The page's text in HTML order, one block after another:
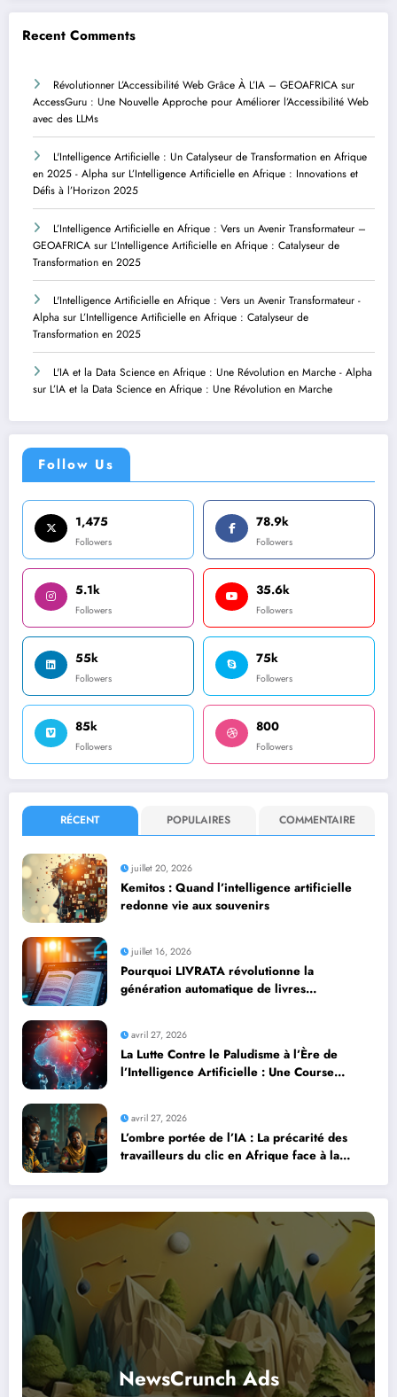
Recent Comments
Révolutionner L’Accessibilité Web Grâce À L’IA – GEOAFRICA sur
AccessGuru : Une Nouvelle Approche pour Améliorer l’Accessibilité Web
avec des LLMs
L'Intelligence Artificielle : Un Catalyseur de Transformation en Afrique
en 2025 - Alpha sur L’Intelligence Artificielle en Afrique : Innovations et
Défis à l’Horizon 2025
L’Intelligence Artificielle en Afrique : Vers un Avenir Transformateur –
GEOAFRICA sur L’Intelligence Artificielle en Afrique : Catalyseur de
Transformation en 2025
L'Intelligence Artificielle en Afrique : Vers un Avenir Transformateur -
Alpha sur L’Intelligence Artificielle en Afrique : Catalyseur de
Transformation en 2025
L'IA et la Data Science en Afrique : Une Révolution en Marche - Alpha
sur L’IA et la Data Science en Afrique : Une Révolution en Marche
Follow Us
1,475
Followers
78.9k
Followers
5.1k
Followers
35.6k
Followers
55k
Followers
75k
Followers
85k
Followers
800
Followers
RÉCENT POPULAIRES COMMENTAIRE
juillet 20, 2026
Kemitos : Quand l’intelligence artificielle
redonne vie aux souvenirs
juillet 16, 2026
Pourquoi LIVRATA révolutionne la
génération automatique de livres
avril 27, 2026
La Lutte Contre le Paludisme à l’Ère de
l’Intelligence Artificielle : Une Course
avril 27, 2026
L’ombre portée de l’IA : La précarité des
travailleurs du clic en Afrique face à la
NewsCrunch Ads